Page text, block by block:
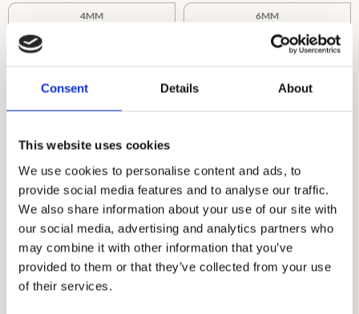
Consent Details About
This website uses cookies
We use cookies to personalise content and ads, to
provide social media features and to analyse our traffic.
We also share information about your use of our site with
our social media, advertising and analytics partners who
may combine it with other information that you’ve
provided to them or that they’ve collected from your use
of their services.
4MM 6MM
8MM
Ringhöjd :
Ringstorlek :
45-54.5 55-62.5 63-75